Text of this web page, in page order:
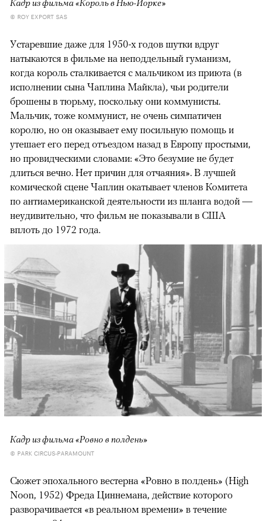
Кадр из фильма «Король в Нью-Йорке»
© ROY EXPORT SAS
Устаревшие даже для 1950-х годов шутки вдруг
натыкаются в фильме на неподдельный гуманизм,
когда король сталкивается с мальчиком из приюта (в
исполнении сына Чаплина Майкла), чьи родители
брошены в тюрьму, поскольку они коммунисты.
Мальчик, тоже коммунист, не очень симпатичен
королю, но он оказывает ему посильную помощь и
утешает его перед отъездом назад в Европу простыми,
но провидческими словами: «Это безумие не будет
длиться вечно. Нет причин для отчаяния». В лучшей
комической сцене Чаплин окатывает членов Комитета
по антиамериканской деятельности из шланга водой —
неудивительно, что фильм не показывали в США
вплоть до 1972 года.
Кадр из фильма «Ровно в полдень»
© PARK CIRCUS-PARAMOUNT
Сюжет эпохального вестерна «Ровно в полдень» (High
Noon, 1952) Фреда Циннемана, действие которого
разворачивается «в реальном времени» в течение